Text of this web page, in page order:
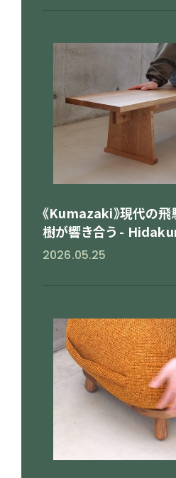
《Kumazaki》現代の
樹が響き合う -
2026.05.25